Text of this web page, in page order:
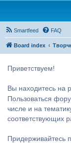
Smartfeed FAQ
Board index
Приветствуем!
Вы находитесь на
Пользоваться
числе и на
соответствующих
Придерживайтесь